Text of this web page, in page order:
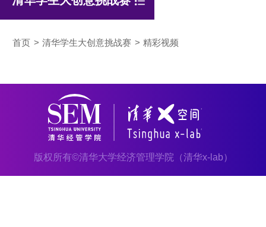
首页 清华学生大创意挑战赛 精彩视频
版权所有©清华大学经济管理学院（清华x-lab）